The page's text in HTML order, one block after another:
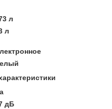
л
л
дБ